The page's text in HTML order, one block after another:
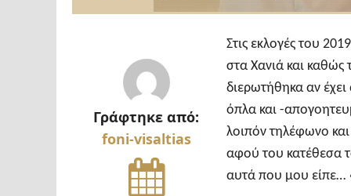
Γράφτηκε από:
foni-visaltias
Στις εκλογές του
στα Χανιά και καθώς
διερωτήθηκα αν
όπλα και -
λοιπόν τηλέφωνο
αφού του κατέθεσα
αυτά που μου είπε…